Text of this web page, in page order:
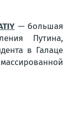
— большая
Путина,
в Галаце